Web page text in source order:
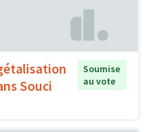
Souci
Soumise
au vote